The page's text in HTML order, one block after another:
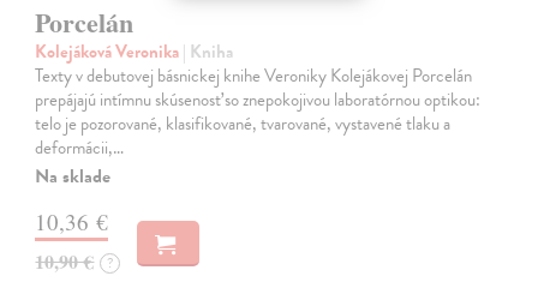
Porcelán
Kolejáková Veronika| Kniha
Texty v debutovej básnickej knihe Veroniky Kolejákovej Porcelán
prepájajú intímnu skúsenosť so znepokojivou laboratórnou optikou:
telo je pozorované, klasifikované, tvarované, vystavené tlaku a
deformácii,…
Na sklade
10,36 €
10,90 € ?